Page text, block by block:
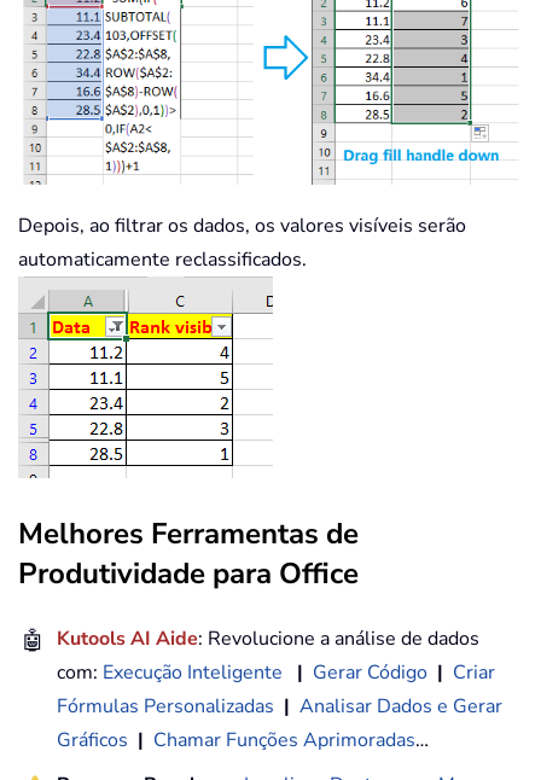
Depois, ao filtrar os dados, os valores visíveis serão
automaticamente reclassificados.
Melhores Ferramentas de
Produtividade para Office
🤖 Kutools AI Aide: Revolucione a análise de dados
com: Execução Inteligente | Gerar Código | Criar
Fórmulas Personalizadas | Analisar Dados e Gerar
Gráficos | Chamar Funções Aprimoradas…